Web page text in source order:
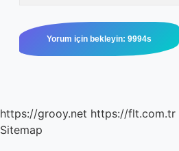
https://grooy.net https://flt.com.tr
Sitemap